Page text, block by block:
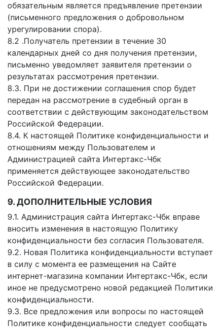
обязательным является предъявление претензии
(письменного предложения о добровольном
урегулировании спора).
8.2 .Получатель претензии в течение 30
календарных дней со дня получения претензии,
письменно уведомляет заявителя претензии о
результатах рассмотрения претензии.
8.3. При не достижении соглашения спор будет
передан на рассмотрение в судебный орган в
соответствии с действующим законодательством
Российской Федерации.
8.4. К настоящей Политике конфиденциальности и
отношениям между Пользователем и
Администрацией сайта Интертакс-Чбк
применяется действующее законодательство
Российской Федерации.
9. ДОПОЛНИТЕЛЬНЫЕ УСЛОВИЯ
9.1. Администрация сайта Интертакс-Чбк вправе
вносить изменения в настоящую Политику
конфиденциальности без согласия Пользователя.
9.2. Новая Политика конфиденциальности вступает
в силу с момента ее размещения на Сайте
интернет-магазина компании Интертакс-Чбк, если
иное не предусмотрено новой редакцией Политики
конфиденциальности.
9.3. Все предложения или вопросы по настоящей
Политике конфиденциальности следует сообщать